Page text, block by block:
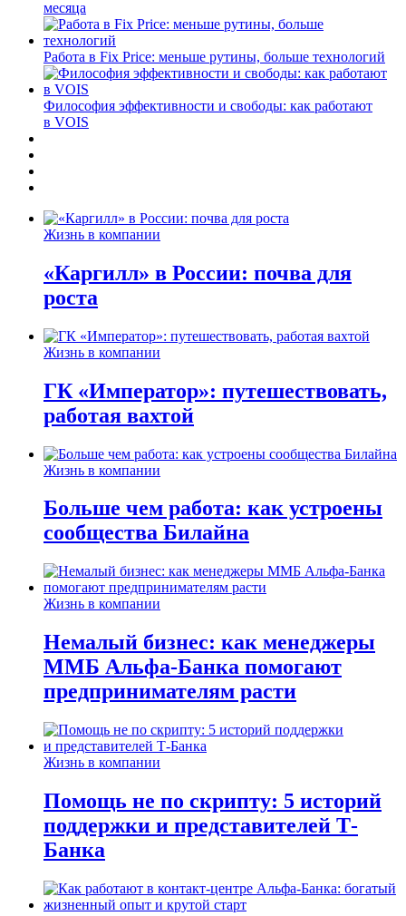
месяца
Работа в Fix Price: меньше рутины, больше технологий
Философия эффективности и свободы: как работают
в VOIS
Жизнь в компании
«Каргилл» в России: почва для
роста
Жизнь в компании
ГК «Император»: путешествовать,
работая вахтой
Жизнь в компании
Больше чем работа: как устроены
сообщества Билайна
Жизнь в компании
Немалый бизнес: как менеджеры
ММБ Альфа-Банка помогают
предпринимателям расти
Жизнь в компании
Помощь не по скрипту: 5 историй
поддержки и представителей Т-
Банка